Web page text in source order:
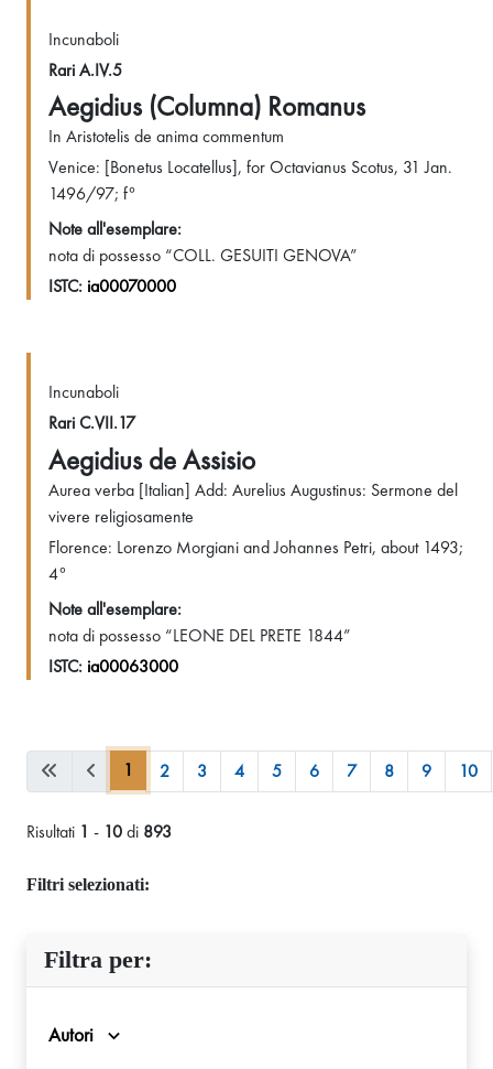
Incunaboli
Rari A.IV.5
Aegidius (Columna) Romanus
In Aristotelis de anima commentum
Venice: [Bonetus Locatellus], for Octavianus Scotus, 31 Jan.
1496/97; f°
Note all'esemplare:
nota di possesso “COLL. GESUITI GENOVA”
ISTC: ia00070000
Incunaboli
Rari C.VII.17
Aegidius de Assisio
Aurea verba [Italian] Add: Aurelius Augustinus: Sermone del
vivere religiosamente
Florence: Lorenzo Morgiani and Johannes Petri, about 1493;
4°
Note all'esemplare:
nota di possesso “LEONE DEL PRETE 1844”
ISTC: ia00063000
1 2 3 4 5 6 7 8 9 10
Risultati 1 - 10di 893
Filtri selezionati:
Filtra per:
Autori